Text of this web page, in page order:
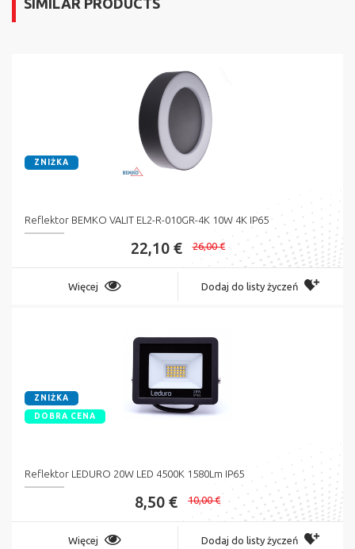
SIMILAR PRODUCTS
ZNIŻKA
Reflektor BEMKO VALIT EL2-R-010GR-4K 10W 4K IP65
22,10 € 26,00 €
Więcej Dodaj do listy życzeń
ZNIŻKA
DOBRA CENA
Reflektor LEDURO 20W LED 4500K 1580Lm IP65
8,50 € 10,00 €
Więcej Dodaj do listy życzeń